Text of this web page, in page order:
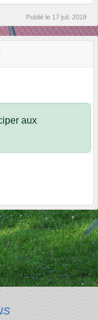
Publié le 17 juil. 2018
aux